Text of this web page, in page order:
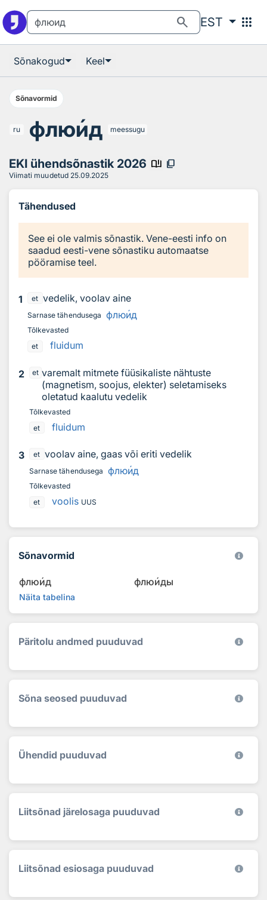
search EST apps
Sõnakogud Keel
Sõnavormid
ru флюид meessugu
EKI ühendsõnastik 2026 book_ribbon content_copy
Viimati muudetud 25.09.2025
Tähendused
See ei ole valmis sõnastik. Vene-eesti info on
saadud eesti-vene sõnastiku automaatse
pööramise teel.
1 et vedelik, voolav aine
Sarnase tähendusega флюид
Tõlkevasted
et
fluidum
2 et varemalt mitmete füüsikaliste nähtuste
(magnetism, soojus, elekter) seletamiseks
oletatud kaalutu vedelik
Tõlkevasted
et
fluidum
3 et voolav aine, gaas või eriti vedelik
Sarnase tähendusega флюид
Tõlkevasted
et
voolis UUS
Sõnavormid
флюид флюиды
Näita tabelina
Päritolu andmed puuduvad
Sõna seosed puuduvad
Ühendid puuduvad
Liitsõnad järelosaga puuduvad
Liitsõnad esiosaga puuduvad